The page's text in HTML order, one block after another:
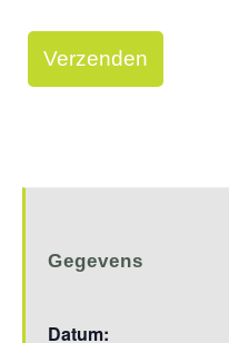
Gegevens
Datum: